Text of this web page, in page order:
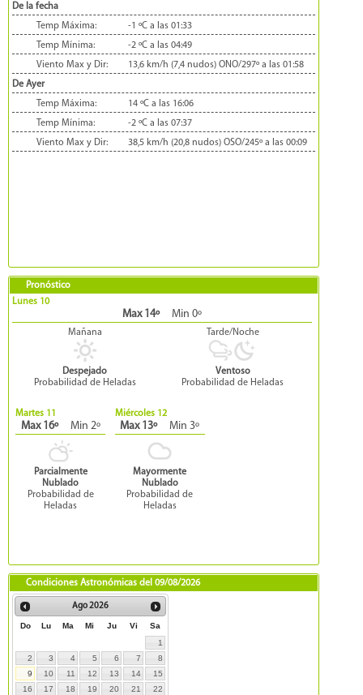
De la fecha
Temp Máxima:
-1 ºC a las 01:33
Temp Mínima:
-2 ºC a las 04:49
Viento Max y Dir:
13,6 km/h (7,4 nudos) ONO/297º a las 01:58
De Ayer
Temp Máxima:
14 ºC a las 16:06
Temp Mínima:
-2 ºC a las 07:37
Viento Max y Dir:
38,5 km/h (20,8 nudos) OSO/245º a las 00:09
Pronóstico
Lunes 10
Max 14º Min 0º
Mañana
Despejado
Probabilidad de Heladas
Tarde/Noche
Ventoso
Probabilidad de Heladas
Martes 11
Max 16º Min 2º
Parcialmente
Nublado
Probabilidad de
Heladas
Miércoles 12
Max 13º Min 3º
Mayormente
Nublado
Probabilidad de
Heladas
Condiciones Astronómicas del 09/08/2026
Ago2026
Do Lu Ma Mi Ju Vi
Sa
1
2
3 4 5 6 7
8
9
10 11 12 13 14
15
16
17 18 19 20 21
22